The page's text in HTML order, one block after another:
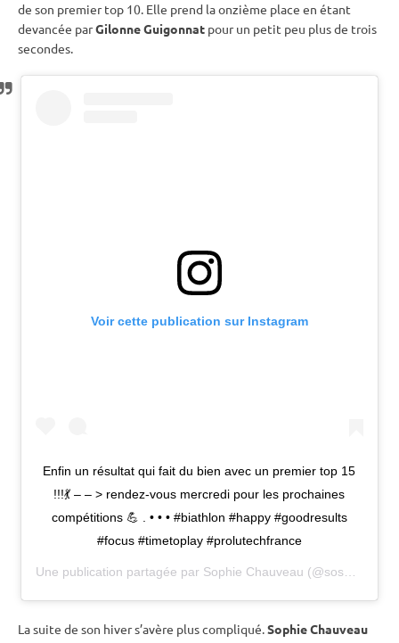
de son premier top 10. Elle prend la onzième place en étant
devancée parGilonne Guigonnat pour un petit peu plus de trois
secondes.
Voir cette publication sur Instagram
Enfin un résultat qui fait du bien avec un premier top 15
!!!💃 – – > rendez-vous mercredi pour les prochaines
compétitions 💪 . • • • #biathlon #happy #goodresults
#focus #timetoplay #prolutechfrance
Une publication partagée par Sophie Chauveau (@soso_chauveau) le
La suite de son hiver s’avère plus compliqué. Sophie Chauveau